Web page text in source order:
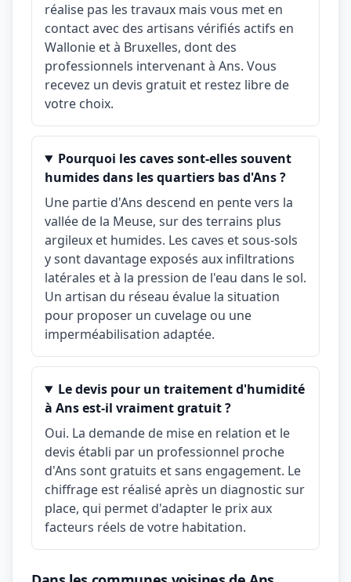
réalise pas les travaux mais vous met en
contact avec des artisans vérifiés actifs en
Wallonie et à Bruxelles, dont des
professionnels intervenant à Ans. Vous
recevez un devis gratuit et restez libre de
votre choix.
Pourquoi les caves sont-elles souvent
humides dans les quartiers bas d'Ans ?
Une partie d'Ans descend en pente vers la
vallée de la Meuse, sur des terrains plus
argileux et humides. Les caves et sous-sols
y sont davantage exposés aux infiltrations
latérales et à la pression de l'eau dans le sol.
Un artisan du réseau évalue la situation
pour proposer un cuvelage ou une
imperméabilisation adaptée.
Le devis pour un traitement d'humidité
à Ans est-il vraiment gratuit ?
Oui. La demande de mise en relation et le
devis établi par un professionnel proche
d'Ans sont gratuits et sans engagement. Le
chiffrage est réalisé après un diagnostic sur
place, qui permet d'adapter le prix aux
facteurs réels de votre habitation.